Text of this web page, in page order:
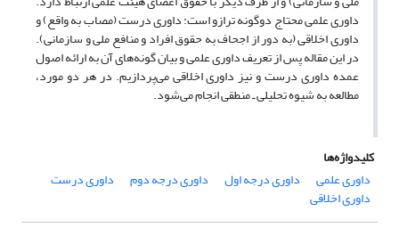
داوری علمی محتاج دوگونه ترازو است: داوری درست (مصاب به واقع) و
داوری اخلاقی (به دور از اجحاف به حقوق افراد و منافع ملی و سازمانی).
در این مقاله پس از تعریف داوری علمی و بیان گونه‌های آن به ارائه اصول
عمده داوری درست و نیز داوری اخلاقی می‌پردازیم. در هر دو مورد،
مطالعه به شیوه تحلیلی ـ منطقی انجام می‌شود.
کلیدواژه‌ها
داوری علمی
داوری درجه اول داوری درجه دوم داوری درست
داوری اخلاقی